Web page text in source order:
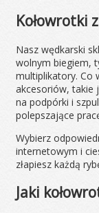
Kołowrotki
Nasz wędkarski
wolnym biegiem,
multiplikatory. Co
akcesoriów, takie
na podpórki i
polepszające
Wybierz
internetowym i
złapiesz każdą
Jaki